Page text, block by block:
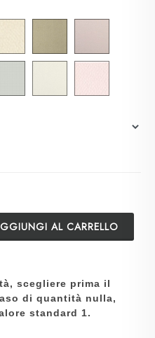
AL CARRELLO
scegliere prima il
di quantità nulla,
standard 1.